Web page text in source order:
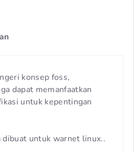
konsep foss,
dapat memanfaatkan
untuk kepentingan
untuk warnet linux..